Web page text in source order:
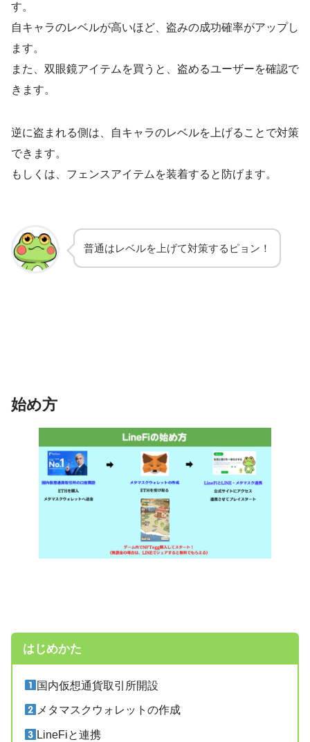
す。
自キャラのレベルが高いほど、盗みの成功確率がアップし
ます。
また、双眼鏡アイテムを買うと、盗めるユーザーを確認で
きます。
逆に盗まれる側は、自キャラのレベルを上げることで対策
できます。
もしくは、フェンスアイテムを装着すると防げます。
普通はレベルを上げて対策するピョン！
始め方
はじめかた
国内仮想通貨取引所開設
メタマスクウォレットの作成
LineFiと連携